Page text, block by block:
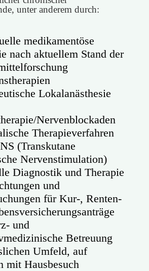
unter anderem durch:
medikamentöse
nach aktuellem Stand der
Lokalanästhesie
Nervenblockaden
Therapieverfahren
(Transkutane
Nervenstimulation)
Diagnostik und Therapie
und
für Kur-, Renten-
und
Betreuung
Umfeld, auf
mit Hausbesuch